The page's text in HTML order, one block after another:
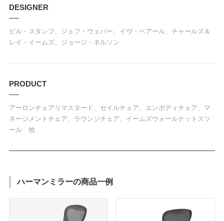
DESIGNER
ビル・スタンフ、ジェフ・ウェバー、イヴ・ベアール、チャールズ＆
レイ・イームズ、ジョージ・ネルソン
PRODUCT
アーロンチェアリマスタード、セイルチェア、エンボディチェア、マ
ネージメントチェア、ラウンジチェア、イームズウォールナットスツ
ール 他
ハーマンミラーの商品一例